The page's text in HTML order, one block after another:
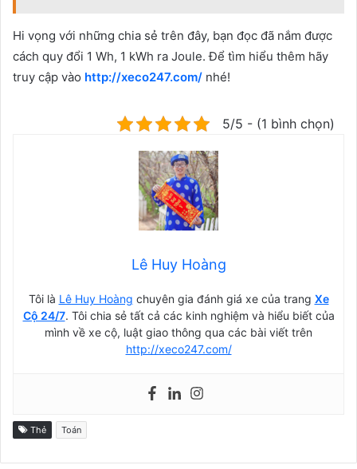
Hi vọng với những chia sẻ trên đây, bạn đọc đã nắm được
cách quy đổi 1 Wh, 1 kWh ra Joule. Để tìm hiểu thêm hãy
truy cập vào http://xeco247.com/ nhé!
5/5 - (1 bình chọn)
Lê Huy Hoàng
Tôi là Lê Huy Hoàng chuyên gia đánh giá xe của trang Xe
Cộ 24/7. Tôi chia sẻ tất cả các kinh nghiệm và hiểu biết của
mình về xe cộ, luật giao thông qua các bài viết trên
http://xeco247.com/
Thẻ Toán